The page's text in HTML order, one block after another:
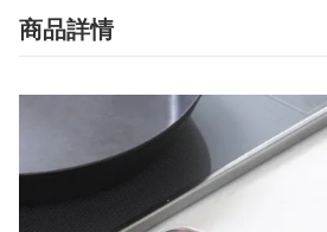
商品詳情